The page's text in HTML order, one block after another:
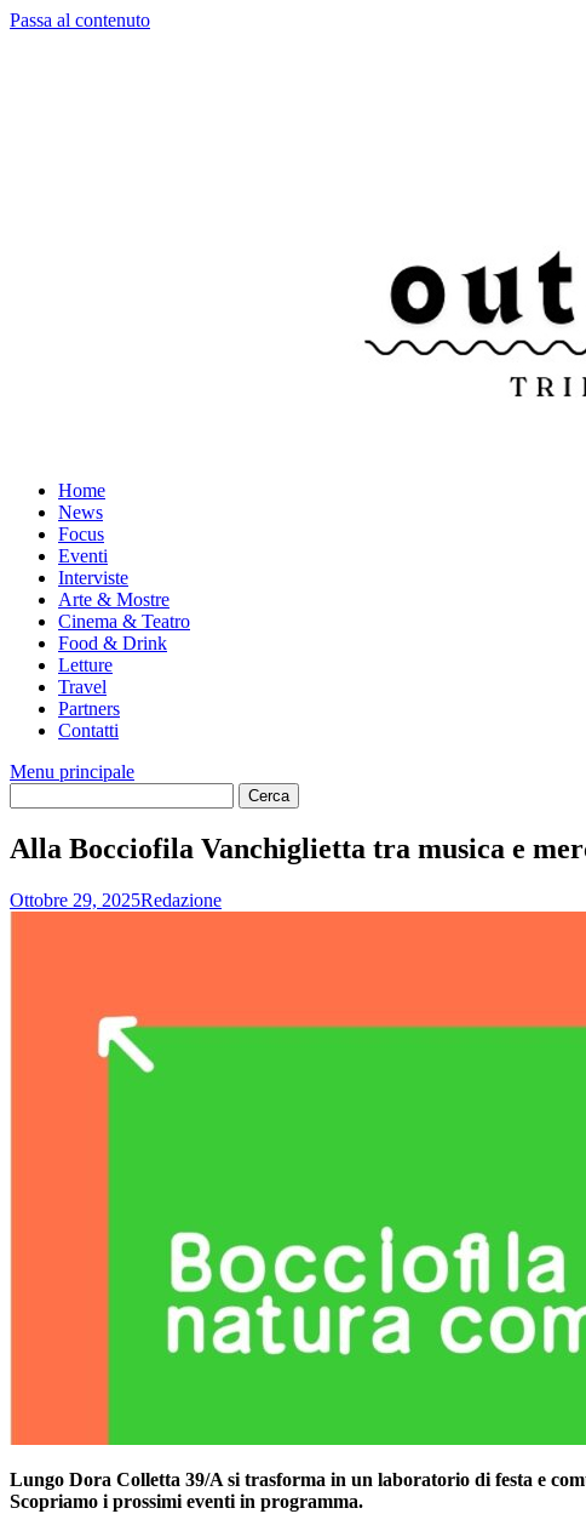
Passa al contenuto
Home
News
Focus
Eventi
Interviste
Arte & Mostre
Cinema & Teatro
Food & Drink
Letture
Travel
Partners
Contatti
Menu principale
Alla Bocciofila Vanchiglietta tra musica e
Ottobre 29, 2025Redazione
Lungo Dora Colletta 39/A si trasforma in un laboratorio di festa e
Scopriamo i prossimi eventi in programma.